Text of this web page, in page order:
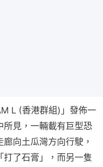
L (香港群組)」發佈一
所見，一輛載有巨型恐
向土瓜灣方向行駛，
打了石膏」，而另一隻